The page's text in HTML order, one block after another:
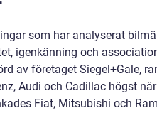
som har analyserat
igenkänning och
av företaget Siegel+Gale,
Audi och Cadillac högst
Fiat, Mitsubishi och